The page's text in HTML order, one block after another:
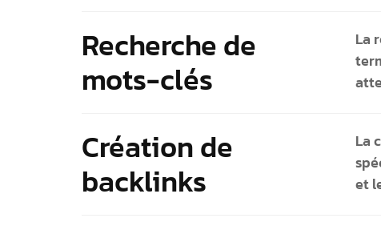
Recherche de
mots-clés
La
Création de
backlinks
La
et